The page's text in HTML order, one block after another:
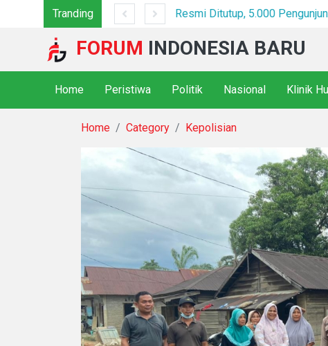
Tranding Festival Bunga dan Buah Karo 2026 Resmi Ditutup, 5.000 Pengunjung Padati Malam Penutupan di Bawah Pengamanan Ketat *Polsek Binjai
FORUM INDONESIA BARU
Home Peristiwa Politik Nasional Klinik
Home Category Kepolisian